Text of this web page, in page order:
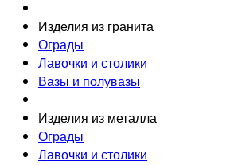
Изделия из гранита
Ограды
Лавочки и столики
Вазы и полувазы
Изделия из металла
Ограды
Лавочки и столики